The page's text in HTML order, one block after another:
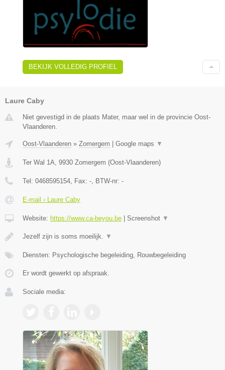
BEKIJK VOLLEDIG PROFIEL
Laure Caby
Niet gevestigd in de plaats Mater, maar wel in de provincie Oost-
Vlaanderen.
Oost-Vlaanderen » Zomergem Google maps ▼
Ter Wal 1A, 9930 Zomergem (Oost-Vlaanderen)
Tel: 0468595154, Fax: -, BTW-nr: -
E-mail › Laure Caby
Website: https://www.ca-beyou.be Screenshot ▼
Jezelf zijn is soms moeilijk. ▼
Diensten: Psychologische begeleiding, Rouwbegeleiding
Er wordt gewerkt op afspraak.
Sociale media: